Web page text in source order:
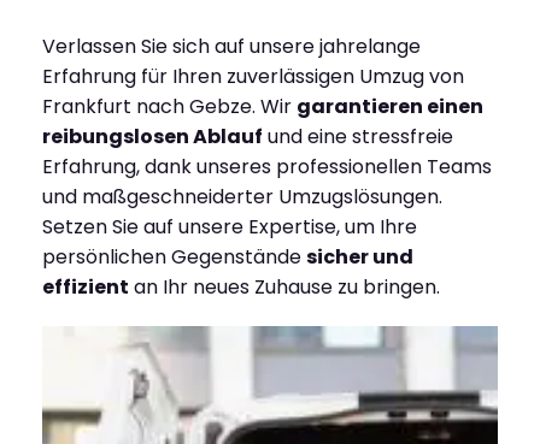
Verlassen Sie sich auf unsere jahrelange
Erfahrung für Ihren zuverlässigen Umzug von
Frankfurt nach Gebze. Wir garantieren einen
reibungslosen Ablauf und eine stressfreie
Erfahrung, dank unseres professionellen Teams
und maßgeschneiderter Umzugslösungen.
Setzen Sie auf unsere Expertise, um Ihre
persönlichen Gegenständesicher und
effizient an Ihr neues Zuhause zu bringen.